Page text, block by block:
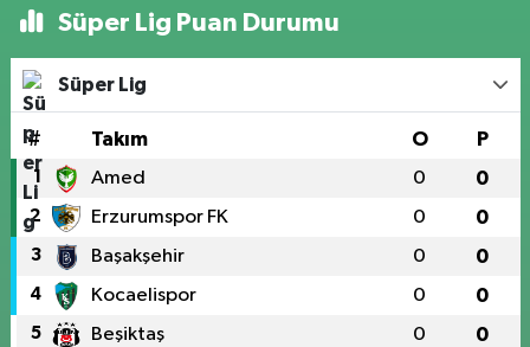
Süper Lig Puan Durumu
Süper Lig
# Takım O P
1 Amed 0 0
2 Erzurumspor FK 0 0
3 Başakşehir 0 0
4 Kocaelispor 0 0
5 Beşiktaş 0 0